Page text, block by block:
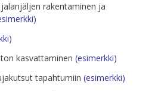
rakentaminen ja
kasvattaminen (esimerkki)
tapahtumiin (esimerkki)